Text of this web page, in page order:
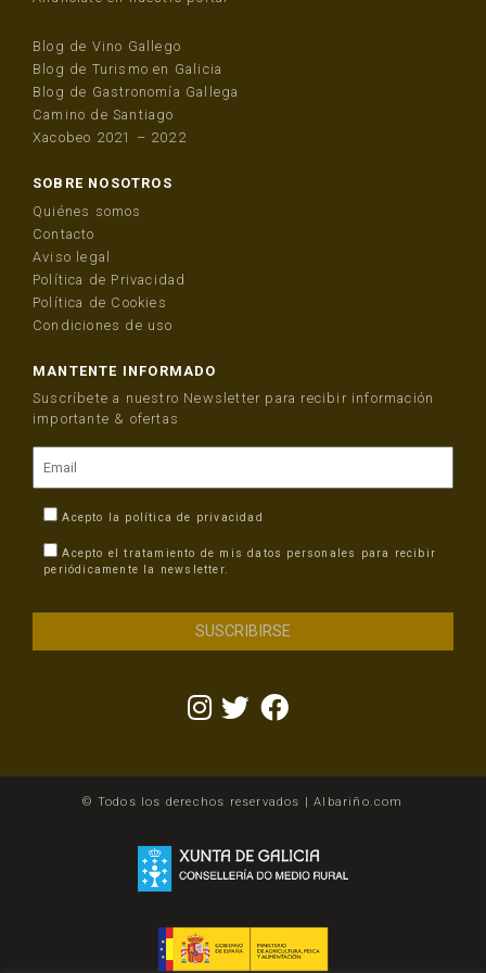
Blog de Vino Gallego
Blog de Turismo en Galicia
Blog de Gastronomía Gallega
Camino de Santiago
Xacobeo 2021 – 2022
SOBRE NOSOTROS
Quiénes somos
Contacto
Aviso legal
Política de Privacidad
Política de Cookies
Condiciones de uso
MANTENTE INFORMADO
Suscríbete a nuestro Newsletter para recibir información
importante & ofertas
Acepto la política de privacidad
Acepto el tratamiento de mis datos personales para recibir
periódicamente la newsletter.
© Todos los derechos reservados | Albariño.com